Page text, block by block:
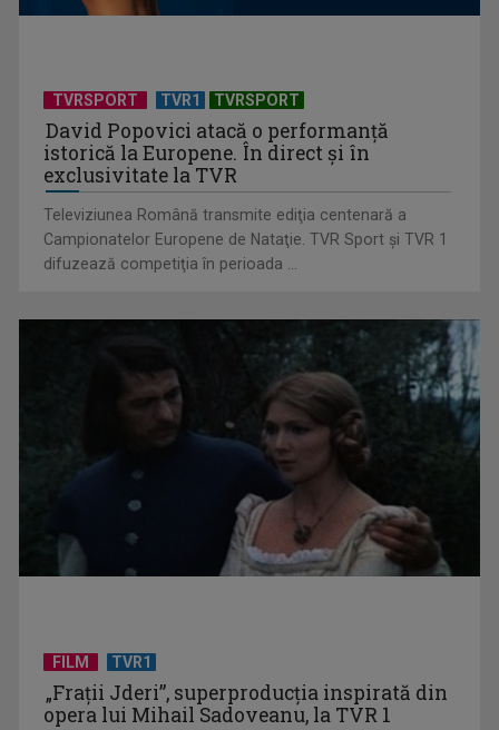
Un reper al cinematografiei mondiale, la TVR Cultural:
„Roma, oraș deschis”
De peste 160 de ani în slujba culturii românești. Povestea
„Societății” din ...
TVRSPORT TVR1 TVRSPORT
David Popovici atacă o performanţă
istorică la Europene. În direct şi în
exclusivitate la TVR
Televiziunea Română transmite ediţia centenară a
Campionatelor Europene de Nataţie. TVR Sport şi TVR 1
difuzează competiţia în perioada ...
FILM TVR1
„Frații Jderi”, superproducția inspirată din
opera lui Mihail Sadoveanu, la TVR 1